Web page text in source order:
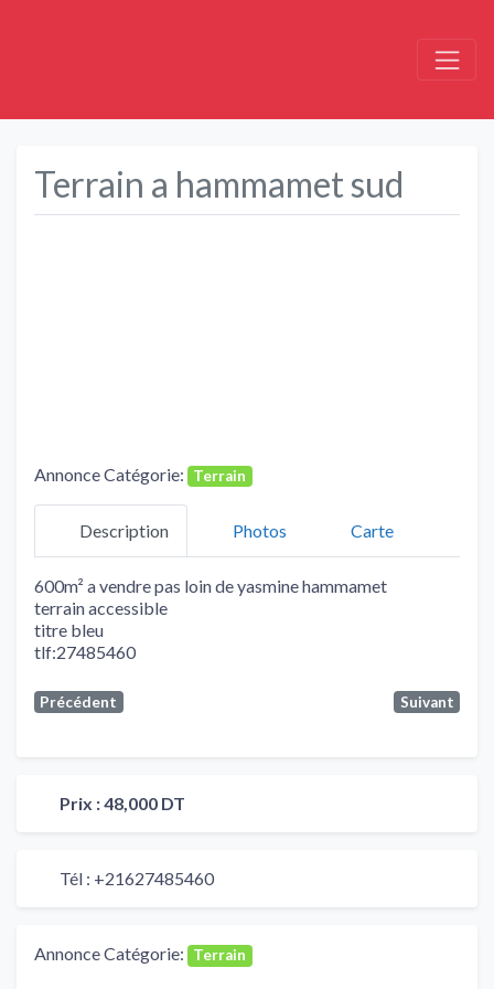
Terrain a hammamet sud
Annonce Catégorie: Terrain
Description Photos Carte
600m² a vendre pas loin de yasmine hammamet
terrain accessible
titre bleu
tlf:27485460
Précédent Suivant
Prix :48,000 DT
Tél : +21627485460
Annonce Catégorie: Terrain